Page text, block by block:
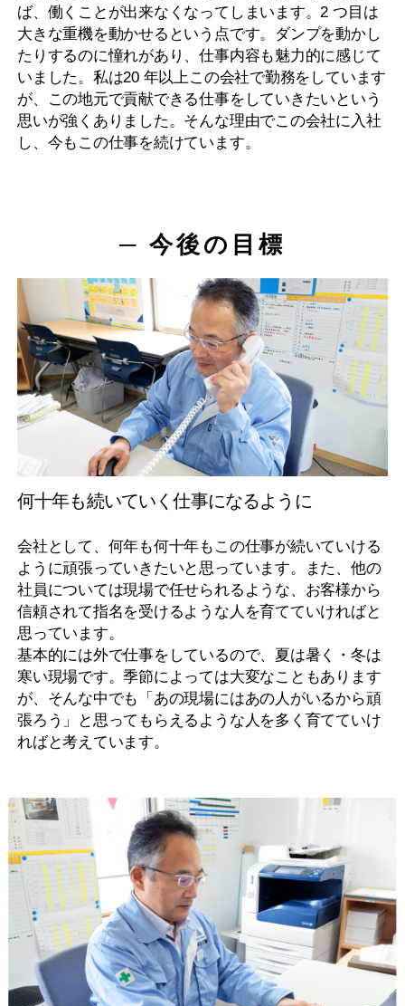
ば、働くことが出来なくなってしまいます。2 つ目は
大きな重機を動かせるという点です。ダンプを動かし
たりするのに憧れがあり、仕事内容も魅力的に感じて
いました。私は20 年以上この会社で勤務をしています
が、この地元で貢献できる仕事をしていきたいという
思いが強くありました。そんな理由でこの会社に入社
し、今もこの仕事を続けています。
─ 今後の目標
何十年も続いていく仕事になるように
会社として、何年も何十年もこの仕事が続いていける
ように頑張っていきたいと思っています。また、他の
社員については現場で任せられるような、お客様から
信頼されて指名を受けるような人を育てていければと
思っています。
基本的には外で仕事をしているので、夏は暑く・冬は
寒い現場です。季節によっては大変なこともあります
が、そんな中でも「あの現場にはあの人がいるから頑
張ろう」と思ってもらえるような人を多く育てていけ
ればと考えています。